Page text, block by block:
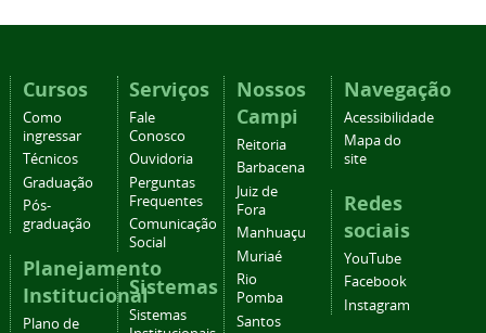
Cursos
Como
ingressar
Técnicos
Graduação
Pós-
graduação
Planejamento
Institucional
Plano de
Serviços
Fale
Conosco
Ouvidoria
Perguntas
Frequentes
Comunicação
Social
Sistemas
Sistemas
Nossos
Campi
Reitoria
Barbacena
Juiz de
Fora
Manhuaçu
Muriaé
Rio
Pomba
Santos
Navegação
Acessibilidade
Mapa do
site
Redes
sociais
YouTube
Facebook
Instagram